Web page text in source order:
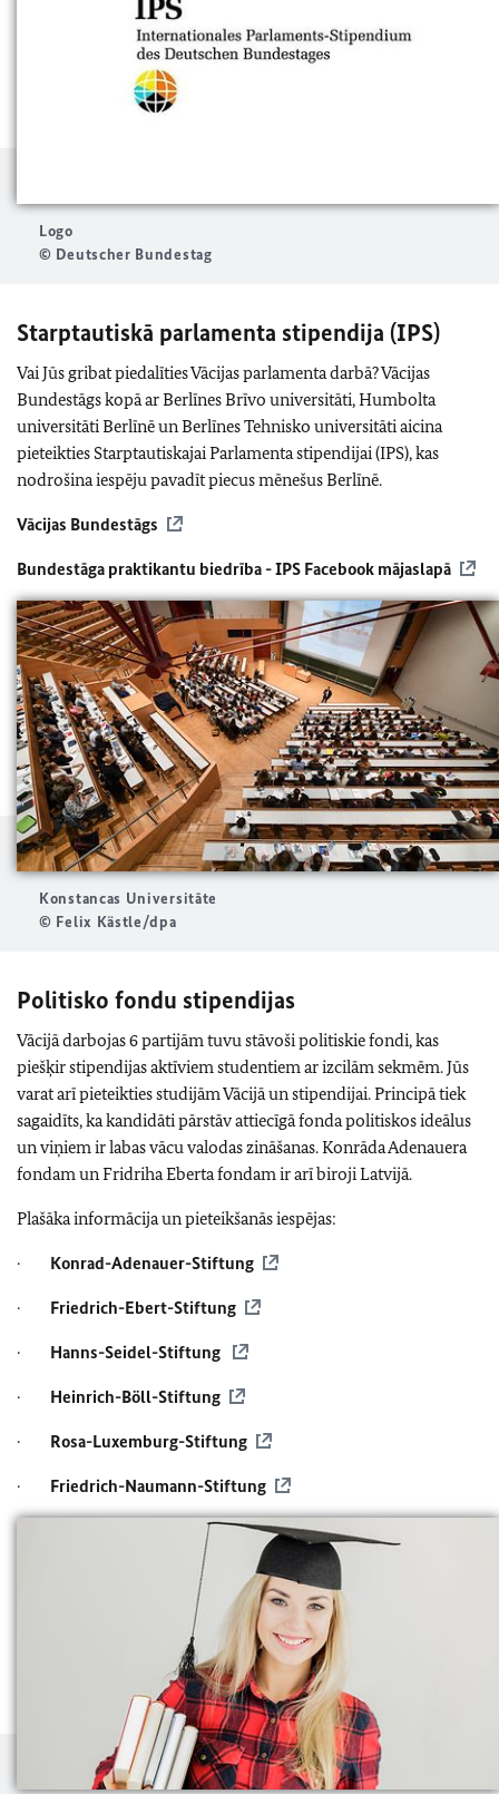
Logo
© Deutscher Bundestag
Starptautiskā parlamenta stipendija (IPS)
Vai Jūs gribat piedalīties Vācijas parlamenta darbā? Vācijas
Bundestāgs kopā ar Berlīnes Brīvo universitāti, Humbolta
universitāti Berlīnē un Berlīnes Tehnisko universitāti aicina
pieteikties Starptautiskajai Parlamenta stipendijai (IPS), kas
nodrošina iespēju pavadīt piecus mēnešus Berlīnē.
Vācijas Bundestāgs
Bundestāga praktikantu biedrība - IPS Facebook mājaslapā
Konstancas Universitāte
© Felix Kästle/dpa
Politisko fondu stipendijas
Vācijā darbojas 6 partijām tuvu stāvoši politiskie fondi, kas
piešķir stipendijas aktīviem studentiem ar izcilām sekmēm. Jūs
varat arī pieteikties studijām Vācijā un stipendijai. Principā tiek
sagaidīts, ka kandidāti pārstāv attiecīgā fonda politiskos ideālus
un viņiem ir labas vācu valodas zināšanas. Konrāda Adenauera
fondam un Fridriha Eberta fondam ir arī biroji Latvijā.
Plašāka informācija un pieteikšanās iespējas:
· Konrad-Adenauer-Stiftung
· Friedrich-Ebert-Stiftung
· Hanns-Seidel-Stiftung
· Heinrich-Böll-Stiftung
· Rosa-Luxemburg-Stiftung
· Friedrich-Naumann-Stiftung